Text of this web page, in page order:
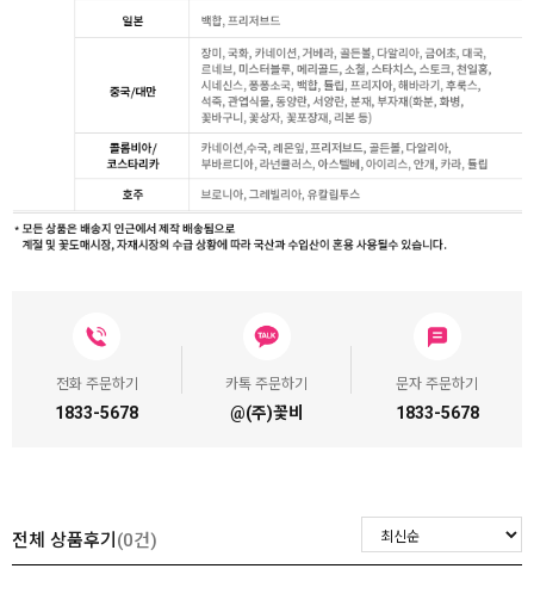
전화 주문하기
1833-5678
카톡 주문하기
@(주)꽃비
문자 주문하기
1833-5678
전체 상품후기 (0건)